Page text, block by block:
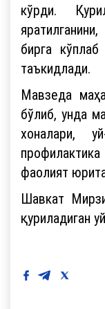
кўрди.
бирга
таъкидлади.
Мавзеда
бўлиб, унда
хоналари,
фаолият
Шавкат
қуриладиган